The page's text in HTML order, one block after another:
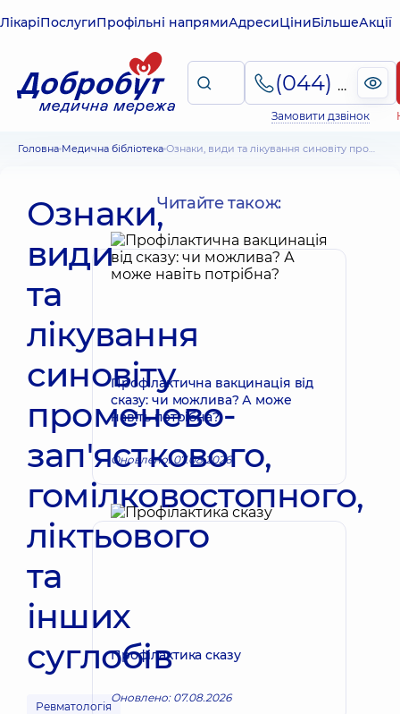
ЛікаріПослугиПрофільні напрямиАдресиЦіниБільшеАкції
(044) 495-2-888
Замовити дзвінок
Головна Медична бібліотека Ознаки, види та лікування синовіту променево-зап'ясткового, гомілковостопного, ліктьового та інших суглобів
Ознаки,
види
та
лікування
синовіту
променево-
зап'ясткового,
гомілковостопного,
ліктьового
та
інших
суглобів
Ревматологія
Читайте також:
Профілактична вакцинація від
сказу: чи можлива? А може
навіть потрібна?
Оновлено: 07.08.2026
Профілактика сказу
Оновлено: 07.08.2026